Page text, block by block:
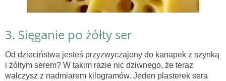
3. Sięganie po żółty ser
Od dzieciństwa jesteś przyzwyczajony do kanapek z szynką
i żółtym serem? W takim razie nic dziwnego, że teraz
walczysz z nadmiarem kilogramów. Jeden plasterek sera